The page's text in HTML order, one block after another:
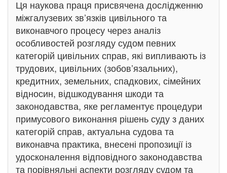
Ця наукова праця присвячена дослідженню
міжгалузевих зв’язків цивільного та
виконавчого процесу через аналіз
особливостей розгляду судом певних
категорій цивільних справ, які випливають із
трудових, цивільних (зобов’язальних),
кредитних, земельних, спадкових, сімейних
відносин, відшкодування шкоди та
законодавства, яке регламентує процедури
примусового виконання рішень суду з даних
категорій справ, актуальна судова та
виконавча практика, внесені пропозиції із
удосконалення відповідного законодавства
та порівняльні аспекти розгляду судом та